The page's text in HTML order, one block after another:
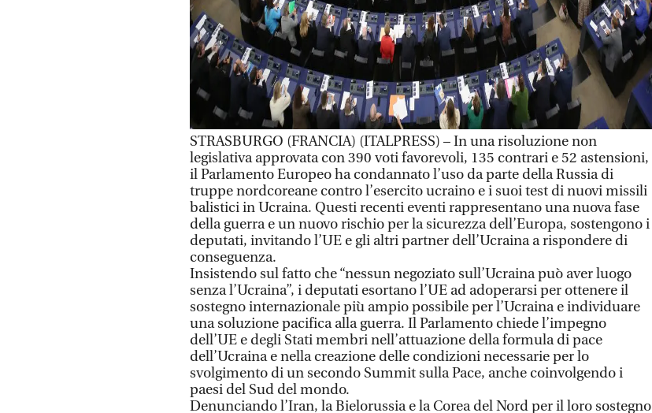
STRASBURGO (FRANCIA) (ITALPRESS) – In una risoluzione non
legislativa approvata con 390 voti favorevoli, 135 contrari e 52 astensioni,
il Parlamento Europeo ha condannato l’uso da parte della Russia di
truppe nordcoreane contro l’esercito ucraino e i suoi test di nuovi missili
balistici in Ucraina. Questi recenti eventi rappresentano una nuova fase
della guerra e un nuovo rischio per la sicurezza dell’Europa, sostengono i
deputati, invitando l’UE e gli altri partner dell’Ucraina a rispondere di
conseguenza.
Insistendo sul fatto che “nessun negoziato sull’Ucraina può aver luogo
senza l’Ucraina”, i deputati esortano l’UE ad adoperarsi per ottenere il
sostegno internazionale più ampio possibile per l’Ucraina e individuare
una soluzione pacifica alla guerra. Il Parlamento chiede l’impegno
dell’UE e degli Stati membri nell’attuazione della formula di pace
dell’Ucraina e nella creazione delle condizioni necessarie per lo
svolgimento di un secondo Summit sulla Pace, anche coinvolgendo i
paesi del Sud del mondo.
Denunciando l’Iran, la Bielorussia e la Corea del Nord per il loro sostegno